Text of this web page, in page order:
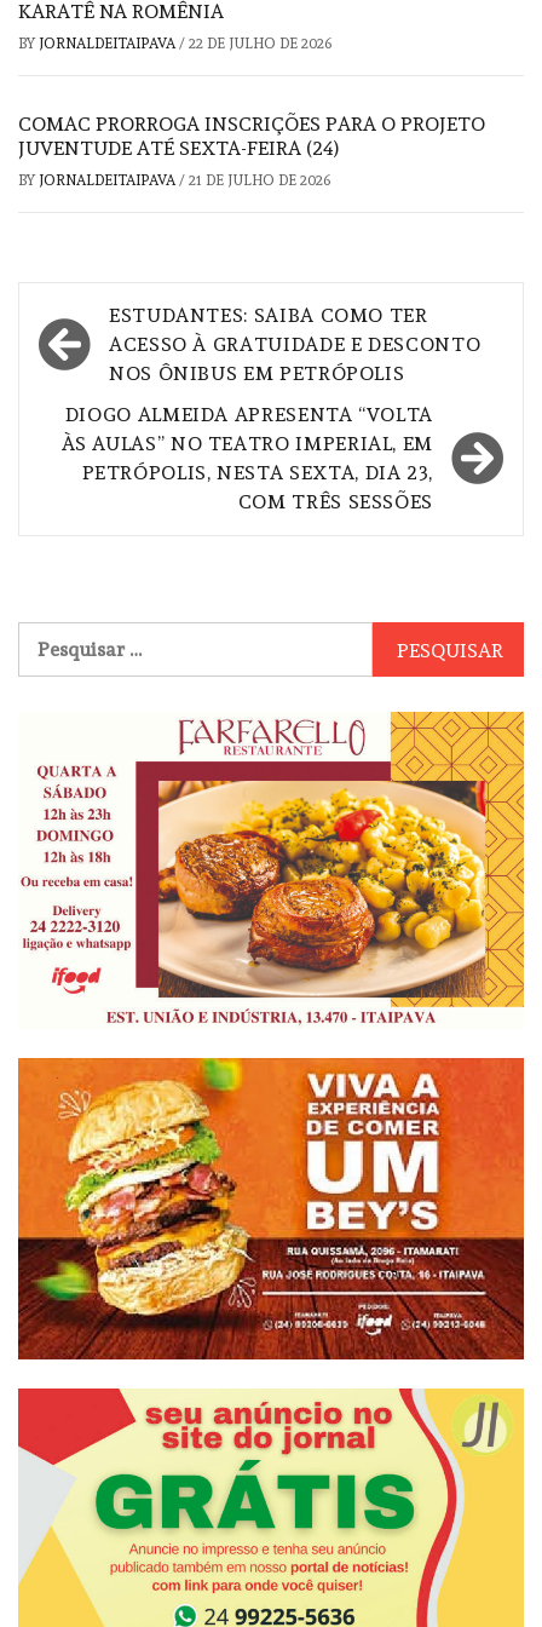
KARATÊ NA ROMÊNIA
BY JORNALDEITAIPAVA/ 22 DE JULHO DE 2026
COMAC PRORROGA INSCRIÇÕES PARA O PROJETO
JUVENTUDE ATÉ SEXTA-FEIRA (24)
BY JORNALDEITAIPAVA/ 21 DE JULHO DE 2026
Navegação
de
ESTUDANTES: SAIBA COMO TER
ACESSO À GRATUIDADE E DESCONTO
NOS ÔNIBUS EM PETRÓPOLIS
DIOGO ALMEIDA APRESENTA “VOLTA
ÀS AULAS” NO TEATRO IMPERIAL, EM
PETRÓPOLIS, NESTA SEXTA, DIA 23,
COM TRÊS SESSÕES
por: